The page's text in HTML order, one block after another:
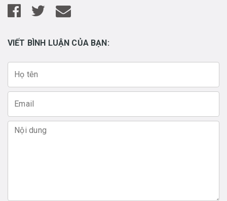
VIẾT BÌNH LUẬN CỦA BẠN: